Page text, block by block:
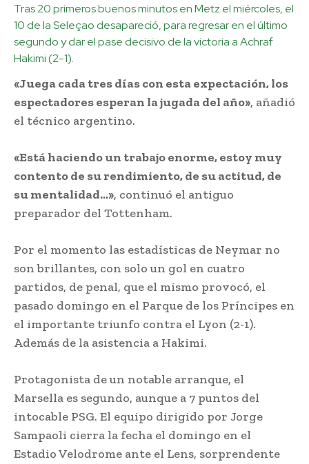
Tras 20 primeros buenos minutos en Metz el miércoles, el
10 de la Seleçao desapareció, para regresar en el último
segundo y dar el pase decisivo de la victoria a Achraf
Hakimi (2-1).
«Juega cada tres días con esta expectación, los
espectadores esperan la jugada del año», añadió
el técnico argentino.
«Está haciendo un trabajo enorme, estoy muy
contento de su rendimiento, de su actitud, de
su mentalidad…», continuó el antiguo
preparador del Tottenham.
Por el momento las estadísticas de Neymar no
son brillantes, con solo un gol en cuatro
partidos, de penal, que el mismo provocó, el
pasado domingo en el Parque de los Príncipes en
el importante triunfo contra el Lyon (2-1).
Además de la asistencia a Hakimi.
Protagonista de un notable arranque, el
Marsella es segundo, aunque a 7 puntos del
intocable PSG. El equipo dirigido por Jorge
Sampaoli cierra la fecha el domingo en el
Estadio Velodrome ante el Lens, sorprendente